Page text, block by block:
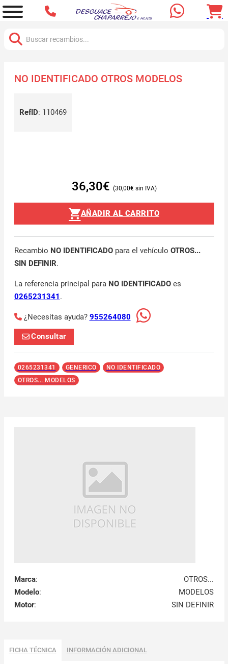
NO IDENTIFICADO OTROS MODELOS
RefID: 110469
36,30€ 30,00€
AÑADIR AL CARRITO
Recambio NO IDENTIFICADOpara el vehículo OTROS...
SIN DEFINIR.
La referencia principal para NO IDENTIFICADOes
0265231341 .
¿Necesitas ayuda? 955264080
Consultar
0265231341 GENERICO
NO IDENTIFICADO
OTROS... MODELOS
Marca:
OTROS...
Modelo:
MODELOS
Motor: SIN DEFINIR
FICHA TÉCNICA INFORMACIÓN ADICIONAL